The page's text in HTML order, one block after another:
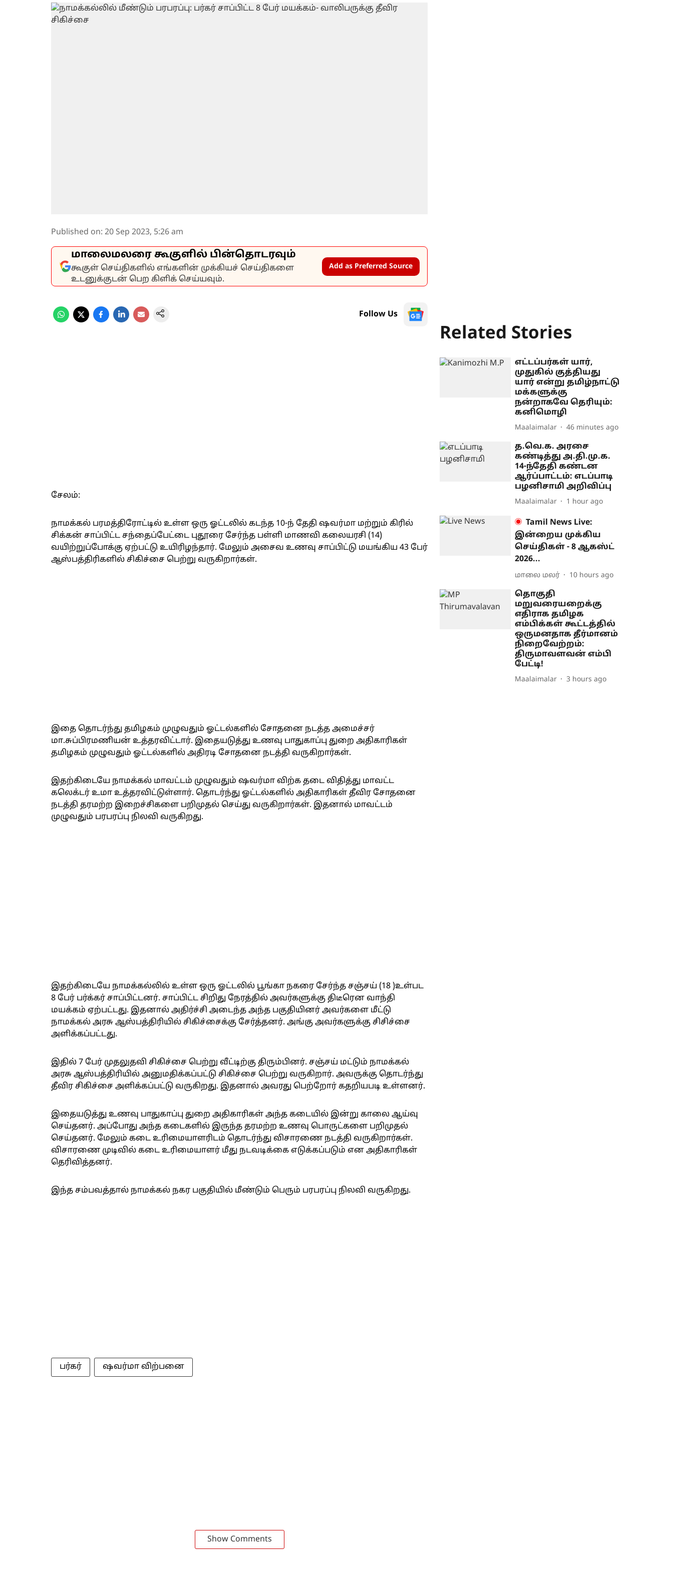
Published on: 20 Sep 2023, 5:26 am
மாலைமலரை கூகுளில் பின்தொடரவும்
கூகுள் செய்திகளில் எங்களின் முக்கியச் செய்திகளை
உடனுக்குடன் பெற கிளிக் செய்யவும்.
Add as Preferred Source
Follow Us
சேலம்:
நாமக்கல் பரமத்திரோட்டில் உள்ள ஒரு ஓட்டலில் கடந்த 10-ந் தேதி ஷவர்மா மற்றும் கிரில்
சிக்கன் சாப்பிட்ட சந்தைப்பேட்டை புதூரை சேர்ந்த பள்ளி மாணவி கலையரசி (14)
வயிற்றுப்போக்கு ஏற்பட்டு உயிரிழந்தார். மேலும் அசைவ உணவு சாப்பிட்டு மயங்கிய 43 பேர்
ஆஸ்பத்திரிகளில் சிகிச்சை பெற்று வருகிறார்கள்.
இதை தொடர்ந்து தமிழகம் முழுவதும் ஓட்டல்களில் சோதனை நடத்த அமைச்சர்
மா.சுப்பிரமணியன் உத்தரவிட்டார். இதையடுத்து உணவு பாதுகாப்பு துறை அதிகாரிகள்
தமிழகம் முழுவதும் ஓட்டல்களில் அதிரடி சோதனை நடத்தி வருகிறார்கள்.
இதற்கிடையே நாமக்கல் மாவட்டம் முழுவதும் ஷவர்மா விற்க தடை விதித்து மாவட்ட
கலெக்டர் உமா உத்தரவிட்டுள்ளார். தொடர்ந்து ஓட்டல்களில் அதிகாரிகள் தீவிர சோதனை
நடத்தி தரமற்ற இறைச்சிகளை பறிமுதல் செய்து வருகிறார்கள். இதனால் மாவட்டம்
முழுவதும் பரபரப்பு நிலவி வருகிறது.
இதற்கிடையே நாமக்கல்லில் உள்ள ஒரு ஓட்டலில் பூங்கா நகரை சேர்ந்த சஞ்சய் (18 )உள்பட
8 பேர் பர்க்கர் சாப்பிட்டனர். சாப்பிட்ட சிறிது நேரத்தில் அவர்களுக்கு திடீரென வாந்தி
மயக்கம் ஏற்பட்டது. இதனால் அதிர்ச்சி அடைந்த அந்த பகுதியினர் அவர்களை மீட்டு
நாமக்கல் அரசு ஆஸ்பத்திரியில் சிகிச்சைக்கு சேர்த்தனர். அங்கு அவர்களுக்கு சிசிச்சை
அளிக்கப்பட்டது.
இதில் 7 பேர் முதலுதவி சிகிச்சை பெற்று வீட்டிற்கு திரும்பினர். சஞ்சய் மட்டும் நாமக்கல்
அரசு ஆஸ்பத்திரியில் அனுமதிக்கப்பட்டு சிகிச்சை பெற்று வருகிறார். அவருக்கு தொடர்ந்து
தீவிர சிகிச்சை அளிக்கப்பட்டு வருகிறது. இதனால் அவரது பெற்றோர் கதறியபடி உள்ளனர்.
இதையடுத்து உணவு பாதுகாப்பு துறை அதிகாரிகள் அந்த கடையில் இன்று காலை ஆய்வு
செய்தனர். அப்போது அந்த கடைகளில் இருந்த தரமற்ற உணவு பொருட்களை பறிமுதல்
செய்தனர். மேலும் கடை உரிமையாளரிடம் தொடர்ந்து விசாரணை நடத்தி வருகிறார்கள்.
விசாரணை முடிவில் கடை உரிமையாளர் மீது நடவடிக்கை எடுக்கப்படும் என அதிகாரிகள்
தெரிவித்தனர்.
இந்த சம்பவத்தால் நாமக்கல் நகர பகுதியில் மீண்டும் பெரும் பரபரப்பு நிலவி வருகிறது.
பர்கர் ஷவர்மா விற்பனை
Show Comments
Related Stories
எட்டப்பர்கள் யார்,
முதுகில் குத்தியது
யார் என்று தமிழ்நாட்டு
மக்களுக்கு
நன்றாகவே தெரியும்:
கனிமொழி
Maalaimalar 46 minutes ago
த.வெ.க. அரசை
கண்டித்து அ.தி.மு.க.
14-ந்தேதி கண்டன
ஆர்ப்பாட்டம்: எடப்பாடி
பழனிசாமி அறிவிப்பு
Maalaimalar 1 hour ago
Tamil News Live:
இன்றைய முக்கிய
செய்திகள் - 8 ஆகஸ்ட்
2026...
மாலை மலர் 10 hours ago
தொகுதி
மறுவரையறைக்கு
எதிராக தமிழக
எம்பிக்கள் கூட்டத்தில்
ஒருமனதாக தீர்மானம்
நிறைவேற்றம்:
திருமாவளவன் எம்பி
பேட்டி!
Maalaimalar 3 hours ago